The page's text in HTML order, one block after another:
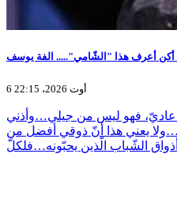
أكن أعرف هذا "الشّامي"..... الفة يوسف
6 أوت 2026، 22:15
فهو ليس من جيلي…وأذني
يعني هذا أنّ ذوقي أفضل من